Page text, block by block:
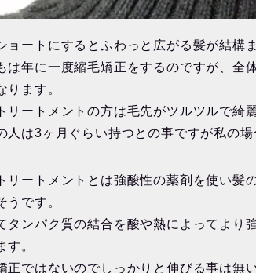
ョートにするとふわっと広がる髪が結構
は年に一度縮毛矯正をするのですが、全
ります。
リートメントの方は毛先がツルツルで綺
人は3ヶ月ぐらい持つとの事ですが私の
リートメントとは強酸性の薬剤を使い髪
うです。
タンパク質の結合を酸や熱によってより
す。
正ではないのでしっかりと伸びる事は無